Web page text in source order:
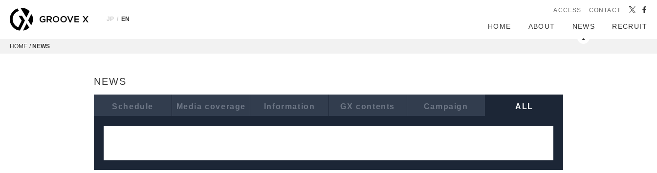
JP / EN
ACCESS CONTACT
HOME ABOUT NEWS RECRUIT
HOME NEWS
NEWS
Schedule Media coverage Information GX contents Campaign ALL